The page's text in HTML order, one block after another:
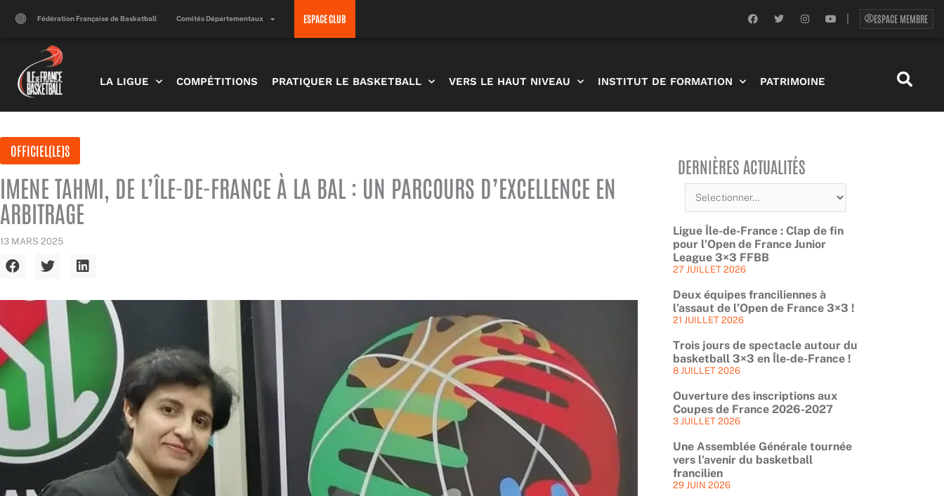
Fédération Française de Basketball Comités Départementaux ESPACE CLUB
F
a
T
w
I
n
a
Y
o
ESPACE MEMBRE
LA LIGUE COMPÉTITIONS PRATIQUER LE BASKETBALL VERS LE HAUT NIVEAU INSTITUT DE FORMATION PATRIMOINE
OFFICIEL(LE)S
IMENE TAHMI, DE L’ÎLE-DE-FRANCE À LA BAL : UN PARCOURS D’EXCELLENCE EN
ARBITRAGE
13 MARS 2025
DERNIÈRES ACTUALITÉS
Ligue Île-de-France : Clap de fin
pour l’Open de France Junior
League 3×3 FFBB
27 JUILLET 2026
Deux équipes franciliennes à
l’assaut de l’Open de France 3×3 !
21 JUILLET 2026
Trois jours de spectacle autour du
basketball 3×3 en Île-de-France !
8 JUILLET 2026
Ouverture des inscriptions aux
Coupes de France 2026-2027
3 JUILLET 2026
Une Assemblée Générale tournée
vers l’avenir du basketball
francilien
29 JUIN 2026